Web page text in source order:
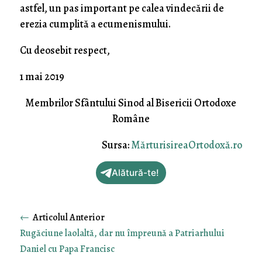
astfel, un pas important pe calea vindecării de
erezia cumplită a ecumenismului.
Cu deosebit respect,
1 mai 2019
Membrilor Sfântului Sinod al Bisericii Ortodoxe
Române
Sursa:MărturisireaOrtodoxă.ro
Alătură-te!
←
Rugăciune laolaltă, dar nu împreună a Patriarhului
Daniel cu Papa Francisc